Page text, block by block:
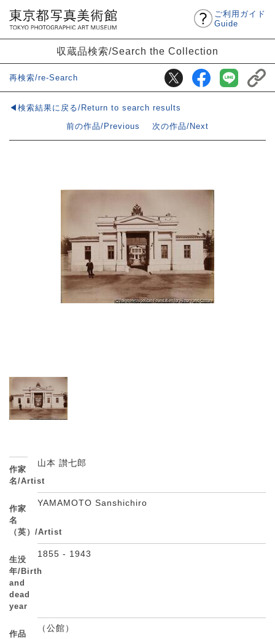
ご利用ガイド
Guide
収蔵品検索/Search the Collection
再検索/re-Search
◀検索結果に戻る/Return to search results
前の作品/Previous
次の作品/Next
作家
名/Artist
山本 讃七郎
作家
名
（英）/Artist
YAMAMOTO Sanshichiro
生没
年/Birth
and
dead
year
1855 - 1943
作品
（公館）